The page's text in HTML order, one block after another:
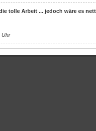
tolle Arbeit ... jedoch wäre es
Uhr